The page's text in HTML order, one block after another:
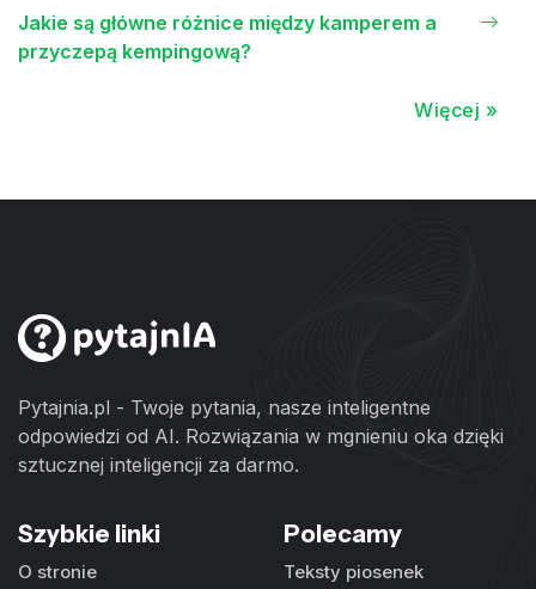
Jakie są główne różnice między kamperem a
przyczepą kempingową?
Więcej »
Pytajnia.pl - Twoje pytania, nasze inteligentne
odpowiedzi od AI. Rozwiązania w mgnieniu oka dzięki
sztucznej inteligencji za darmo.
Szybkie linki
O stronie
Polecamy
Teksty piosenek